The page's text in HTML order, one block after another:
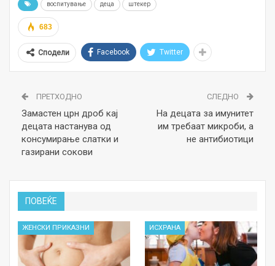
воспитување деца штекер
683
Сподели Facebook Twitter
ПРЕТХОДНО
Замастен црн дроб кај
децата настанува од
консумирање слатки и
газирани сокови
СЛЕДНО
На децата за имунитет
им требаат микроби, а
не антибиотици
ПОВЕЌЕ
ЖЕНСКИ ПРИКАЗНИ ИСХРАНА